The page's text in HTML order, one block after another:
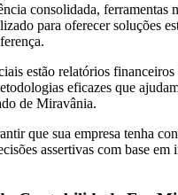
consolidada, ferramentas
para oferecer soluções
estão relatórios financeiros
eficazes que
de Miravânia.
que sua empresa tenha
assertivas com base em